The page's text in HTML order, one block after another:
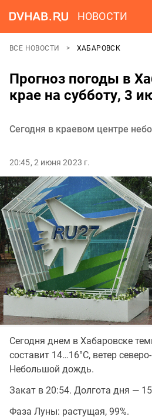
НОВОСТИ
ВСЕ НОВОСТИ ХАБАРОВСК
Прогноз погоды в
крае на субботу, 3
Сегодня в краевом центре
20:45, 2 июня 2023 г.
Сегодня днем в Хабаровске
составит 14…16°C, ветер
Небольшой дождь.
Закат в 20:54. Долгота дня —
Фаза Луны: растущая, 99%.